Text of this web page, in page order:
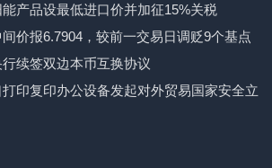
产品设最低进口价并加征15%关税
价报6.7904，较前一交易日调贬9个基点
续签双边本币互换协议
印复印办公设备发起对外贸易国家安全立